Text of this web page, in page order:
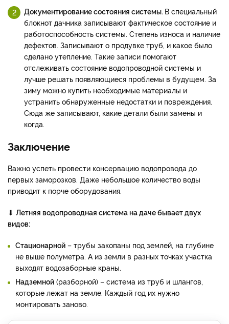
Документирование состояния системы. В специальный
блокнот дачника записывают фактическое состояние и
работоспособность системы. Степень износа и наличие
дефектов. Записывают о продувке труб, и какое было
сделано утепление. Такие записи помогают
отслеживать состояние водопроводной системы и
лучше решать появляющиеся проблемы в будущем. За
зиму можно купить необходимые материалы и
устранить обнаруженные недостатки и повреждения.
Сюда же записывают, какие детали были замены и
когда.
Заключение
Важно успеть провести консервацию водопровода до
первых заморозков. Даже небольшое количество воды
приводит к порче оборудования.
⬇ Летняя водопроводная система на даче бывает двух
видов:
Стационарной – трубы закопаны под землей, на глубине
не выше полуметра. А из земли в разных точках участка
выходят водозаборные краны.
Надземной (разборной) – система из труб и шлангов,
которые лежат на земле. Каждый год их нужно
монтировать заново.